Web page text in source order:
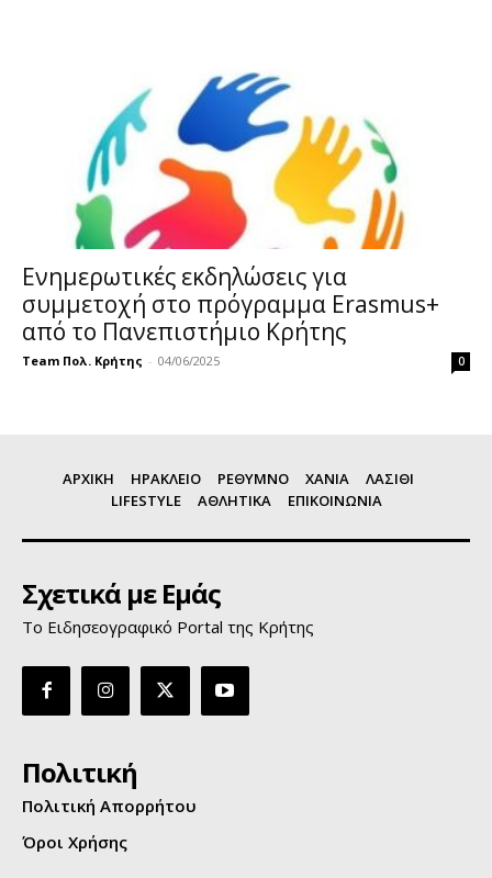
Ενημερωτικές εκδηλώσεις για
συμμετοχή στο πρόγραμμα Erasmus+
από το Πανεπιστήμιο Κρήτης
Team Πολ. Κρήτης - 04/06/2025 0
ΑΡΧΙΚΗ ΗΡΑΚΛΕΙΟ ΡΕΘΥΜΝΟ ΧΑΝΙΑ
ΛΑΣΙΘΙ
LIFESTYLE
ΑΘΛΗΤΙΚΑ ΕΠΙΚΟΙΝΩΝΙΑ
Σχετικά με Εμάς
Το Ειδησεογραφικό Portal της Κρήτης
Πολιτική
Πολιτική Απορρήτου
Όροι Χρήσης